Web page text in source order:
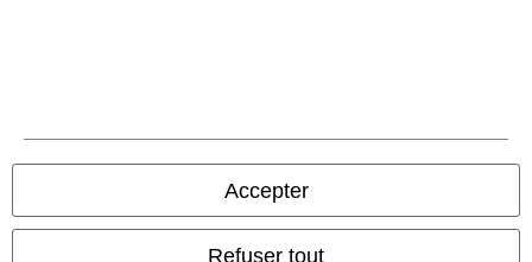
Accepter
Refuser tout
Tous nos prix sont T.T.C. Cependant, ils ne comprennent pasles frais
denvoi.
© 1986-2026 Large Popmerchandising BV